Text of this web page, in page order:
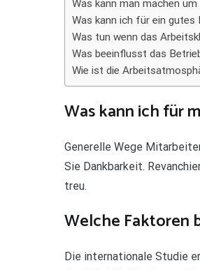
Was kann man machen
Was kann ich für ein gutes
Was tun wenn das
Was beeinflusst das
Wie ist die
Was kann ich für
Generelle Wege
Sie Dankbarkeit.
treu.
Welche Faktoren
Die internationale Studie